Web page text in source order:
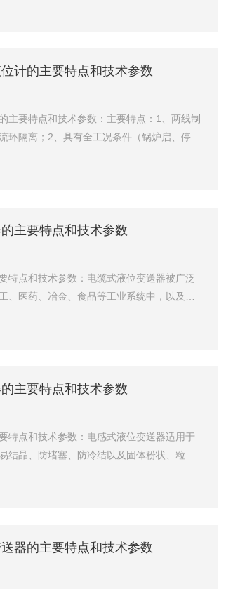
整或用变送器零点、满度电位器调整；3、读
可读取PV值、电流值、百分数等信息。能实
指令。技术参...
计的主要特点和技术参数
主要特点和技术参数：主要特点：1、两线制
环隔离；2、具有全工况条件（锅炉启、停、
常数变化、汽相介质介电常数变化和温度变
、高压、长寿命；7、不存在“假水位”测量；
境，轻松整定...
主要特点和技术参数
特点和技术参数：电缆式液位变送器被广泛
、医药、冶金、食品等工业系统中，以及水
统等领域中。主要特点：1、稳定性好，精度
精度测量，不受被测介质起泡、沉积、电气
补偿。缆式液位变送器具有电源反相...
主要特点和技术参数
特点和技术参数：电感式液位变送器适用于
结晶、防堵塞、防冷结以及固体粉状、粒状
。它可将各种物位参数的变化转换成标准电
2、安装方便：内装式结构尤其显示出这一
调整方便：零位、量程两个电位器可...
器的主要特点和技术参数